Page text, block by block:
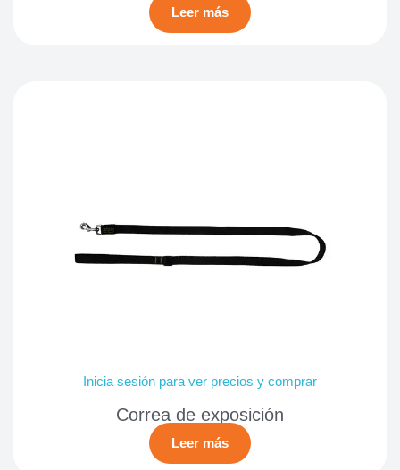
Leer más
Inicia sesión para ver precios y comprar
Correa de exposición
Leer más